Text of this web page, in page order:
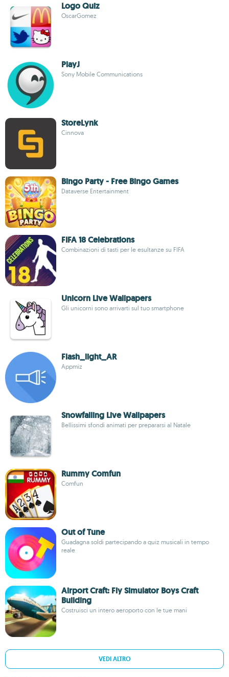
Logo Quiz
OscarGomez
PlayJ
Sony Mobile Communications
StoreLynk
Cinnova
Bingo Party - Free Bingo Games
Dataverse Entertainment
FIFA 18 Celebrations
Combinazioni di tasti per le esultanze su FIFA
Unicorn Live Wallpapers
Gli unicorni sono arrivarti sul tuo smartphone
Flash_light_AR
Appmiz
Snowfalling Live Wallpapers
Bellissimi sfondi animati per prepararsi al Natale
Rummy Comfun
Comfun
Out of Tune
Guadagna soldi partecipando a quiz musicali in tempo
reale
Airport Craft: Fly Simulator Boys Craft
Building
Costruisci un intero aeroporto con le tue mani
VEDI ALTRO